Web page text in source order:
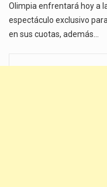
Olimpia enfrentará hoy a
espectáculo exclusivo
en sus cuotas, además…